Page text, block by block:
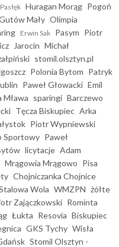
Huragan Morąg Pogoń
Mały Olimpia
Erwin Sak Pasym Piotr
Jarocin Michał
stomil.olsztyn.pl
Polonia Bytom Patryk
Paweł Głowacki Emil
Mława sparingi Barczewo
Tęcza Biskupiec Arka
Piotr Wypniewski
Sportowy Paweł
licytacje Adam
Mrągowia Mrągowo Pisa
Chojniczanka Chojnice
Wola WMZPN żółte
Zajączkowski Rominta
Łukta Resovia Biskupiec
GKS Tychy Wisła
Stomil Olsztyn -